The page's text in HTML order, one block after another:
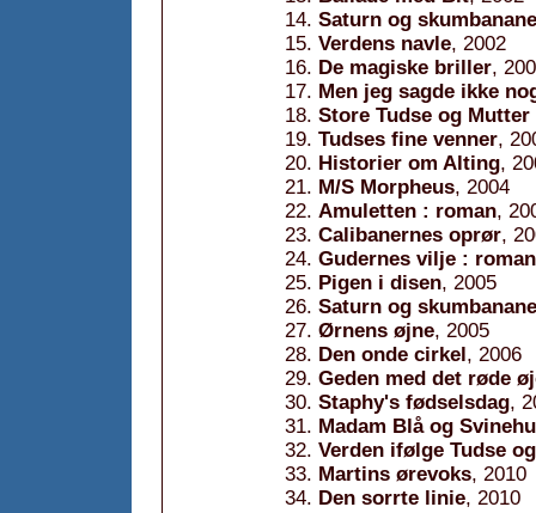
Saturn og
Verdens navle, 2002
De magiske briller,
Men jeg sagde ikke
Store Tudse og
Tudses fine venner,
Historier om Alting,
M/S Morpheus, 2004
Amuletten : roman,
Calibanernes oprør,
Gudernes vilje : roman
Pigen i disen, 2005
Saturn og
Ørnens øjne, 2005
Den onde cirkel, 2006
Geden med det røde
Staphy's fødselsdag,
Madam Blå og
Verden ifølge Tudse
Martins ørevoks, 2010
Den sorrte linie, 2010